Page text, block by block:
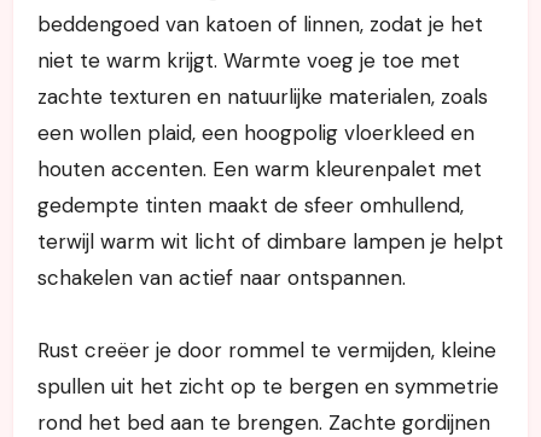
beddengoed van katoen of linnen, zodat je het
niet te warm krijgt. Warmte voeg je toe met
zachte texturen en natuurlijke materialen, zoals
een wollen plaid, een hoogpolig vloerkleed en
houten accenten. Een warm kleurenpalet met
gedempte tinten maakt de sfeer omhullend,
terwijl warm wit licht of dimbare lampen je helpt
schakelen van actief naar ontspannen.
Rust creëer je door rommel te vermijden, kleine
spullen uit het zicht op te bergen en symmetrie
rond het bed aan te brengen. Zachte gordijnen